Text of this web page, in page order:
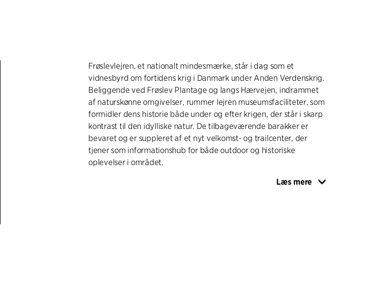
Frøslevlejren, et nationalt mindesmærke, står i dag som et
vidnesbyrd om fortidens krig i Danmark under Anden Verdenskrig.
Beliggende ved Frøslev Plantage og langs Hærvejen, indrammet
af naturskønne omgivelser, rummer lejren museumsfaciliteter, som
formidler dens historie både under og efter krigen, der står i skarp
kontrast til den idylliske natur. De tilbageværende barakker er
bevaret og er suppleret af et nyt velkomst- og trailcenter, der
tjener som informationshub for både outdoor og historiske
oplevelser i området.
Arkitekturen i velkomst- og trailcenteret smelter sammen med
Læs mere